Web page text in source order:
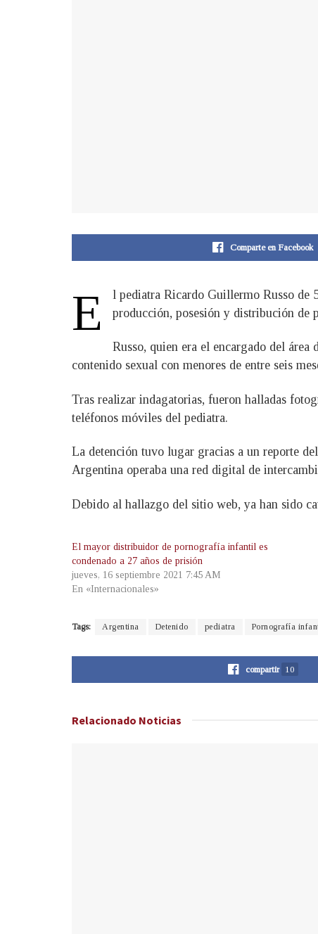
Comparte en Facebook
E
l pediatra Ricardo Guillermo Russo de
producción, posesión y distribución de
Russo, quien era el encargado del
contenido sexual con menores de entre seis
Tras realizar indagatorias, fueron halladas
teléfonos móviles del pediatra.
La detención tuvo lugar gracias a un reporte
Argentina operaba una red digital de
Debido al hallazgo del sitio web, ya han sido
El mayor distribuidor de pornografía infantil es
condenado a 27 años de prisión
jueves, 16 septiembre 2021 7:45 AM
En «Internacionales»
Tags: Argentina Detenido pediatra Pornografía
compartir 10
Relacionado Noticias